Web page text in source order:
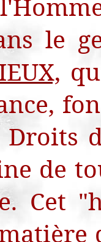
le
Droits
de
. Cet